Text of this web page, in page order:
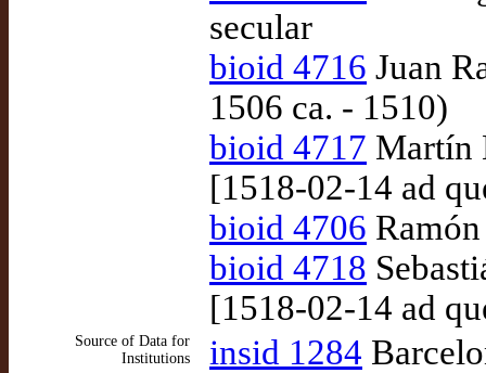
secular
bioid 4716 Juan
1506 ca. - 1510)
bioid 4717 Martín
[1518-02-14 ad
bioid 4706
bioid 4718
[1518-02-14 ad
Source of Data for
Institutions
insid 1284